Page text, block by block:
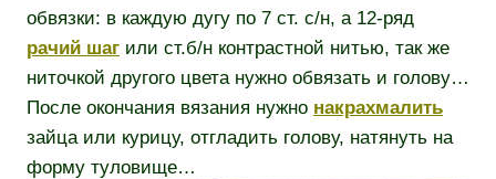
обвязки: в каждую дугу по 7 ст. с/н, а 12-ряд
рачий шаг или ст.б/н контрастной нитью, так же
ниточкой другого цвета нужно обвязать и голову…
После окончания вязания нужно накрахмалить
зайца или курицу, отгладить голову, натянуть на
форму туловище…